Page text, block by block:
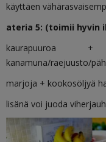
käyttäen
ateria 5: (toimii hyvin
kaurapuuroa
kanamuna/raejuusto/
marjoja + kookosöljyä
lisänä voi juoda